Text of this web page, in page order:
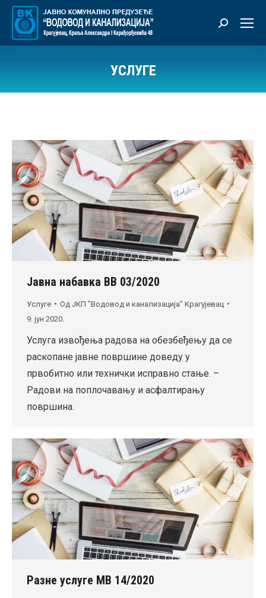
Претрага:
УСЛУГЕ
Јавна набавка ВВ 03/2020
Услуге Од ЈКП "Водовод и канализација" Крагујевац
9. јун 2020.
Услуга извођења радова на обезбеђењу да се
раскопане јавне површине доведу у
првобитно или технички исправно стање. –
Радови на поплочавању и асфалтирању
површина.
Разне услуге МВ 14/2020